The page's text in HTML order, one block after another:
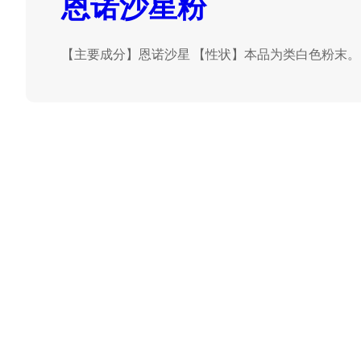
【主要成分】恩诺沙星 【性状】本品为类白色粉末